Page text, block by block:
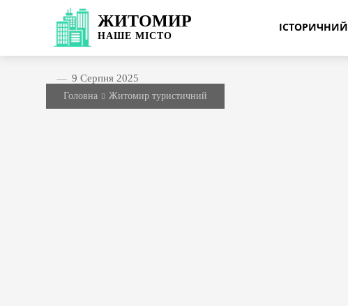
ЖИТОМИР
НАШЕ МІСТО
ІСТОРИЧНИЙ
9 Серпня 2025
Головна Житомир туристичний